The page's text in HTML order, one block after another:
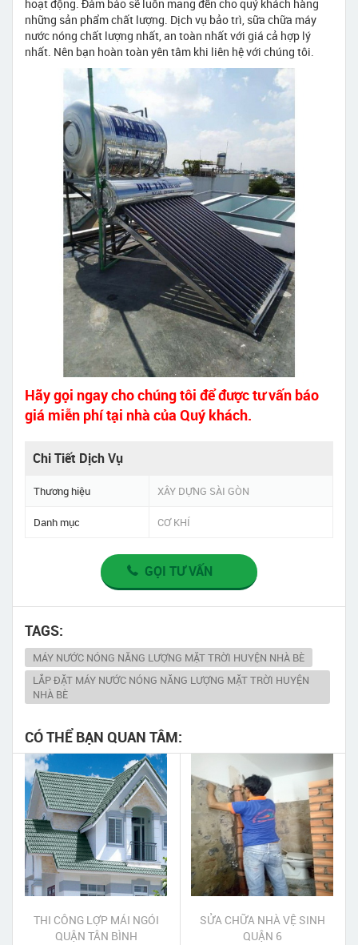
hoạt động. Đảm bảo sẽ luôn mang đến cho quý khách hàng
những sản phẩm chất lượng. Dịch vụ bảo trì, sữa chữa máy
nước nóng chất lượng nhất, an toàn nhất với giá cả hợp lý
nhất. Nên bạn hoàn toàn yên tâm khi liên hệ với chúng tôi.
Hãy gọi ngay cho chúng tôi để được tư vấn báo
giá miễn phí tại nhà của Quý khách.
Chi Tiết Dịch Vụ
Thương hiệu XÂY DỰNG SÀI GÒN
Danh mục CƠ KHÍ
GỌI TƯ VẤN
TAGS:
MÁY NƯỚC NÓNG NĂNG LƯỢNG MẶT TRỜI HUYỆN NHÀ BÈ
LẮP ĐẶT MÁY NƯỚC NÓNG NĂNG LƯỢNG MẶT TRỜI HUYỆN
NHÀ BÈ
CÓ THỂ BẠN QUAN TÂM:
THI CÔNG LỢP MÁI NGÓI
QUẬN TÂN BÌNH
SỬA CHỮA NHÀ VỆ SINH
QUẬN 6